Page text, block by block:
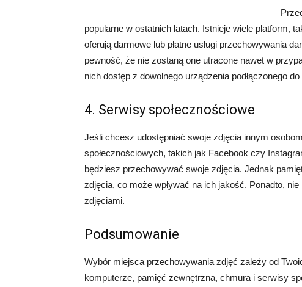
popularne w ostatnich latach. Istnieje wiele platform,
oferują darmowe lub płatne usługi przechowywania
pewność, że nie zostaną one utracone nawet w
nich dostęp z dowolnego urządzenia podłączonego do
4. Serwisy społecznościowe
Jeśli chcesz udostępniać swoje zdjęcia innym
społecznościowych, takich jak Facebook czy
będziesz przechowywać swoje zdjęcia. Jednak
zdjęcia, co może wpływać na ich jakość. Ponadto,
zdjęciami.
Podsumowanie
Wybór miejsca przechowywania zdjęć zależy od
komputerze, pamięć zewnętrzna, chmura i serwisy